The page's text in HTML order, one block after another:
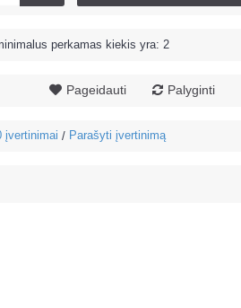
perkamas kiekis yra: 2
Pageidauti Palyginti
įvertinimai / Parašyti įvertinimą